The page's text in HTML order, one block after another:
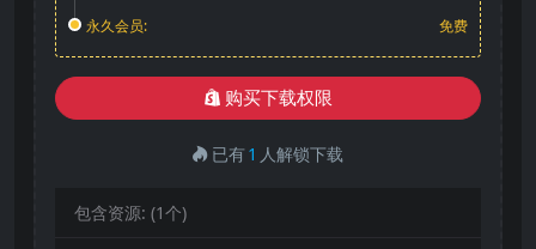
永久会员:
免费
购买下载权限
已有1 人解锁下载
包含资源: (1个)